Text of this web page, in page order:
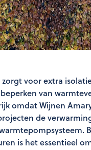
voor extra
van
omdat Wijnen
de
is het essentieel